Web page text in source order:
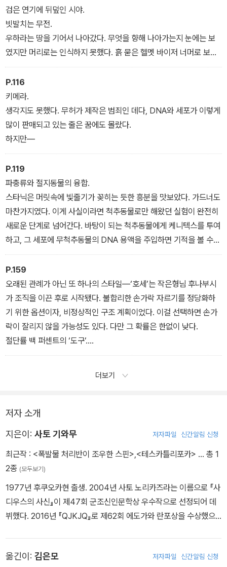
검은 연기에 뒤덮인 시야.
빗발치는 무전.
우하라는 땅을 기어서 나아갔다. 무엇을 향해 나아가는지 눈에는 보
였지만 머리로는 인식하지 못했다. 흙 묻은 헬멧 바이저 너머로 보이
는 그것에 손을 뻗었다. 절단된 고마자와의 다리였다. 오른쪽 다리일
까 왼쪽 다리일까. p31
여러분도 학창 시절에 들어보신 적 있을 겁니다―신은 주사위를 던지
지 않는다.
우하라도 아는 말이었다.
하지만 그 말은 오늘까지 품고 있었던 인상과는 아주 다르게 들렸다.
콧수염을 기르고 혀를 내민 채 사진을 찍은 위인의 명언에서 신념을
빼앗긴 자의 고통과 괴로움에 찬 외침조차 느껴졌다.
그건 양자역학의 상보성을 향해 내지른 소리였을까.
P.116
키메라.
생각지도 못했다. 무허가 제작은 범죄인 데다, DNA와 세포가 이렇게
많이 판매되고 있는 줄은 꿈에도 몰랐다.
하지만―
P.119
파충류와 절지동물의 융합.
스타닉은 머릿속에 빛줄기가 꽂히는 듯한 흥분을 맛보았다. 가드너도
마찬가지였다. 이게 사실이라면 척추동물로만 해왔던 실험이 완전히
새로운 단계로 넘어간다. 바탕이 되는 척추동물에게 케니텍스를 투여
하고, 그 세포에 무척추동물의 DNA 용액을 주입하면 기적을 볼 수
있다.
P.159
오래된 관례가 아닌 또 하나의 스타일―‘호세’는 작은형님 후나부시
가 조직을 이끈 후로 시작됐다. 불합리한 손가락 자르기를 정당화하
기 위한 옵션이자, 비정상적인 구조 계획이었다. 이걸 선택하면 손가
락이 잘리지 않을 가능성도 있다. 다만 그 확률은 한없이 낮다.
절단률 백 퍼센트의 ‘도구’.
아주 약간이지만 손가락이 남을 확률이 있는 ‘호세’.
더보기
저자 소개
지은이: 사토 기와무 저자파일 신간알림 신청
최근작 : <폭발물 처리반이 조우한 스핀>,<테스카틀리포카> … 총 1
2종 (모두보기)
1977년 후쿠오카현 출생. 2004년 사토 노리카즈라는 이름으로 『사
디우스의 사신』이 제47회 군조신인문학상 우수작으로 선정되어 데
뷔했다. 2016년 『QJKJQ』로 제62회 에도가와 란포상을 수상했으
카틀리포카』로 제165회 나오키상을 수상했다. 『폭발물 처리반이 조
옮긴이: 김은모 저자파일 신간알림 신청